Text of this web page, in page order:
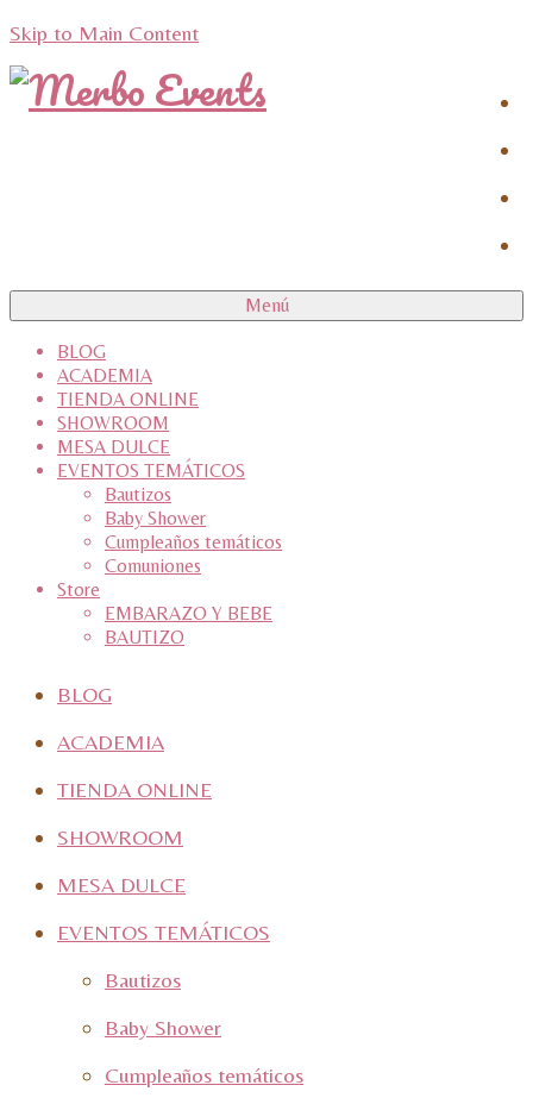
Skip to Main Content
Menú
BLOG
ACADEMIA
TIENDA ONLINE
SHOWROOM
MESA DULCE
EVENTOS TEMÁTICOS
Bautizos
Baby Shower
Cumpleaños temáticos
Comuniones
Store
EMBARAZO Y BEBE
BAUTIZO
BLOG
ACADEMIA
TIENDA ONLINE
SHOWROOM
MESA DULCE
EVENTOS TEMÁTICOS
Bautizos
Baby Shower
Cumpleaños temáticos